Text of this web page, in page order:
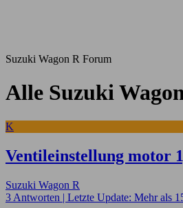
Suzuki Wagon R Forum
Alle Suzuki
K
Ventileinstellung motor
Suzuki Wagon R
3 Antworten | Letzte Update: Mehr als